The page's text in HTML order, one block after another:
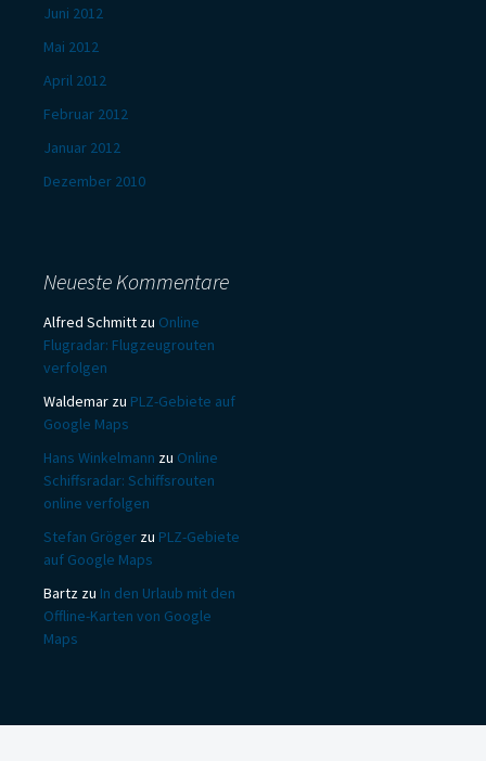
Juni 2012
Mai 2012
April 2012
Februar 2012
Januar 2012
Dezember 2010
Neueste Kommentare
Alfred Schmitt zu Online
Flugradar: Flugzeugrouten
verfolgen
Waldemar zu PLZ-Gebiete auf
Google Maps
Hans Winkelmann zu Online
Schiffsradar: Schiffsrouten
online verfolgen
Stefan Gröger zu PLZ-Gebiete
auf Google Maps
Bartz zu In den Urlaub mit den
Offline-Karten von Google
Maps